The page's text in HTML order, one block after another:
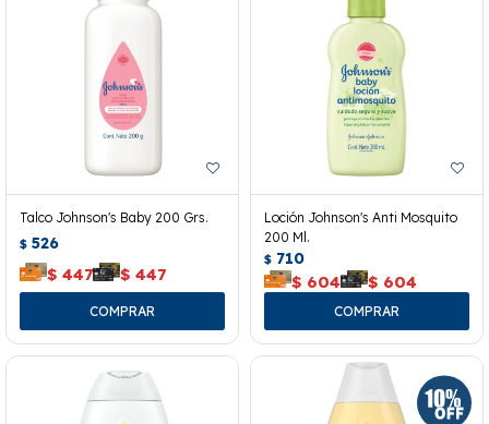
Talco Johnson's Baby 200 Grs.
$ 526
$ 447 $ 447
Loción Johnson's Anti Mosquito
200 Ml.
$ 710
$ 604 $ 604